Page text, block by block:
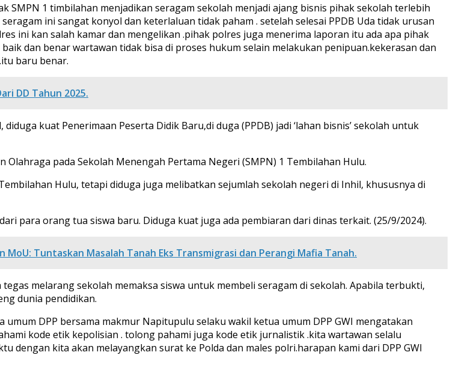
SMPN 1 timbilahan menjadikan seragam sekolah menjadi ajang bisnis pihak sekolah terlebih
ini sangat konyol dan keterlaluan tidak paham . setelah selesai PPDB Uda tidak urusan
ini kan salah kamar dan mengelikan .pihak polres juga menerima laporan itu ada apa pihak
dan benar wartawan tidak bisa di proses hukum selain melakukan penipuan.kekerasan dan
baru benar.
DD Tahun 2025.
kuat Penerimaan Peserta Didik Baru,di duga (PPDB) jadi ‘lahan bisnis’ sekolah untuk
pada Sekolah Menengah Pertama Negeri (SMPN) 1 Tembilahan Hulu.
Hulu, tetapi diduga juga melibatkan sejumlah sekolah negeri di Inhil, khususnya di
para orang tua siswa baru. Diduga kuat juga ada pembiaran dari dinas terkait. (25/9/2024).
Tuntaskan Masalah Tanah Eks Transmigrasi dan Perangi Mafia Tanah.
melarang sekolah memaksa siswa untuk membeli seragam di sekolah. Apabila terbukti,
dunia pendidikan.
DPP bersama makmur Napitupulu selaku wakil ketua umum DPP GWI mengatakan
kode etik kepolisian . tolong pahami juga kode etik jurnalistik .kita wartawan selalu
kita akan melayangkan surat ke Polda dan males polri.harapan kami dari DPP GWI